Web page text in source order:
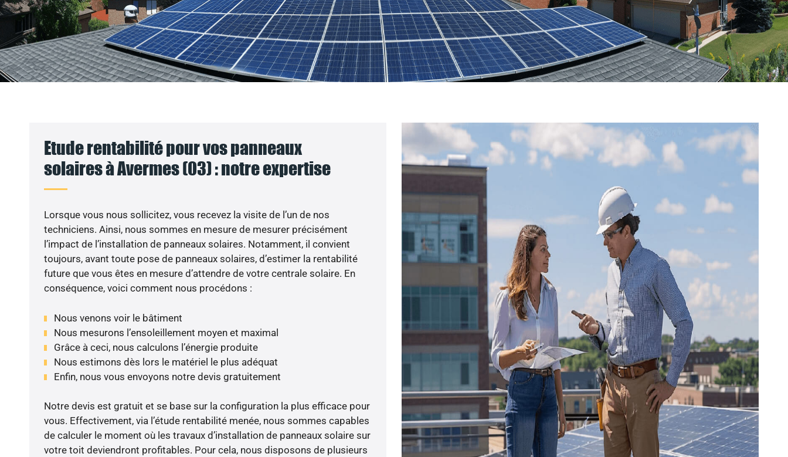
Etude rentabilité pour vos panneaux
solaires à Avermes (03) : notre expertise
Lorsque vous nous sollicitez, vous recevez la visite de l’un de nos
techniciens. Ainsi, nous sommes en mesure de mesurer précisément
l’impact de l’installation de panneaux solaires. Notamment, il convient
toujours, avant toute pose de panneaux solaires, d’estimer la rentabilité
future que vous êtes en mesure d’attendre de votre centrale solaire. En
conséquence, voici comment nous procédons :
Nous venons voir le bâtiment
Nous mesurons l’ensoleillement moyen et maximal
Grâce à ceci, nous calculons l’énergie produite
Nous estimons dès lors le matériel le plus adéquat
Enfin, nous vous envoyons notre devis gratuitement
Notre devis est gratuit et se base sur la configuration la plus efficace pour
vous. Effectivement, via l’étude rentabilité menée, nous sommes capables
de calculer le moment où les travaux d’installation de panneaux solaire sur
votre toit deviendront profitables. Pour cela, nous disposons de plusieurs